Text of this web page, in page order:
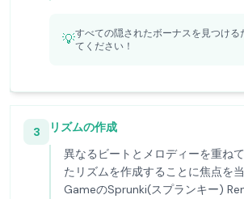
💡すべての隠されたボーナスを見つける
てください！
3
リズムの作成
異なるビートとメロディーを重ね
たリズムを作成することに焦点を
GameのSprunki(スプランキー)